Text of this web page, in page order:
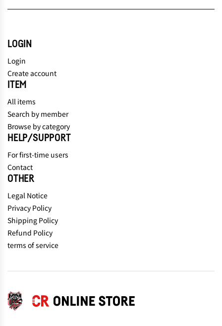
LOGIN
Login
Create account
ITEM
All items
Search by member
Browse by category
HELP/SUPPORT
For first-time users
Contact
OTHER
Legal Notice
Privacy Policy
Shipping Policy
Refund Policy
terms of service